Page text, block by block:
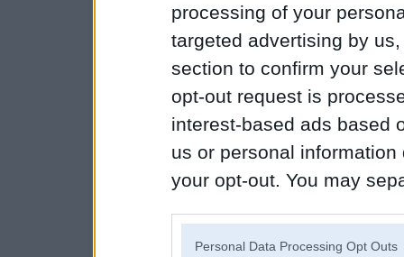
processing of your
targeted advertising by
section to confirm your
opt-out request is
interest-based ads based
us or personal
your opt-out. You may
Personal Data Processing Opt Outs